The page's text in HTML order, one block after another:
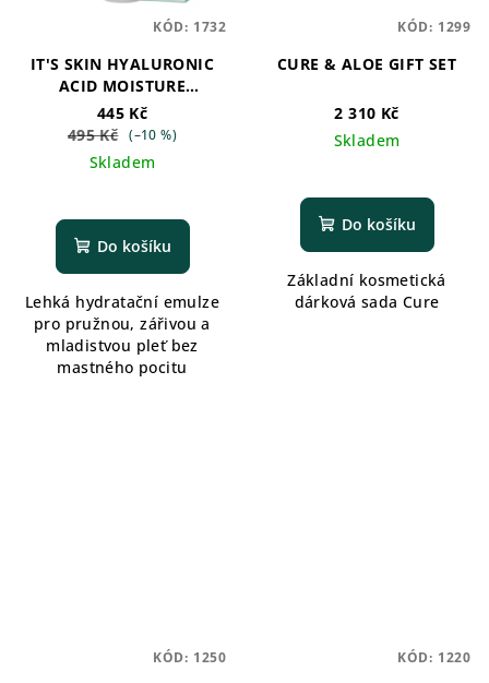
IT'S SKIN HYALURONIC
ACID MOISTURE
EMULSION
445 Kč
495 Kč (–10 %)
Skladem
Do košíku
Lehká hydratační emulze
pro pružnou, zářivou a
mladistvou pleť bez
mastného pocitu
KÓD: 1732
CURE & ALOE GIFT SET
2 310 Kč
Skladem
Do košíku
Základní kosmetická
dárková sada Cure
KÓD: 1299
KÓD: 1250 KÓD: 1220